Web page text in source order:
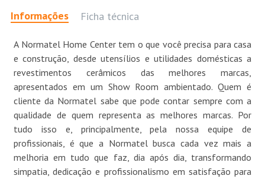
Informações Ficha técnica
A Normatel Home Center tem o que você precisa para casa
e construção, desde utensílios e utilidades domésticas a
revestimentos cerâmicos das melhores marcas,
apresentados em um Show Room ambientado. Quem é
cliente da Normatel sabe que pode contar sempre com a
qualidade de quem representa as melhores marcas. Por
tudo isso e, principalmente, pela nossa equipe de
profissionais, é que a Normatel busca cada vez mais a
melhoria em tudo que faz, dia após dia, transformando
simpatia, dedicação e profissionalismo em satisfação para